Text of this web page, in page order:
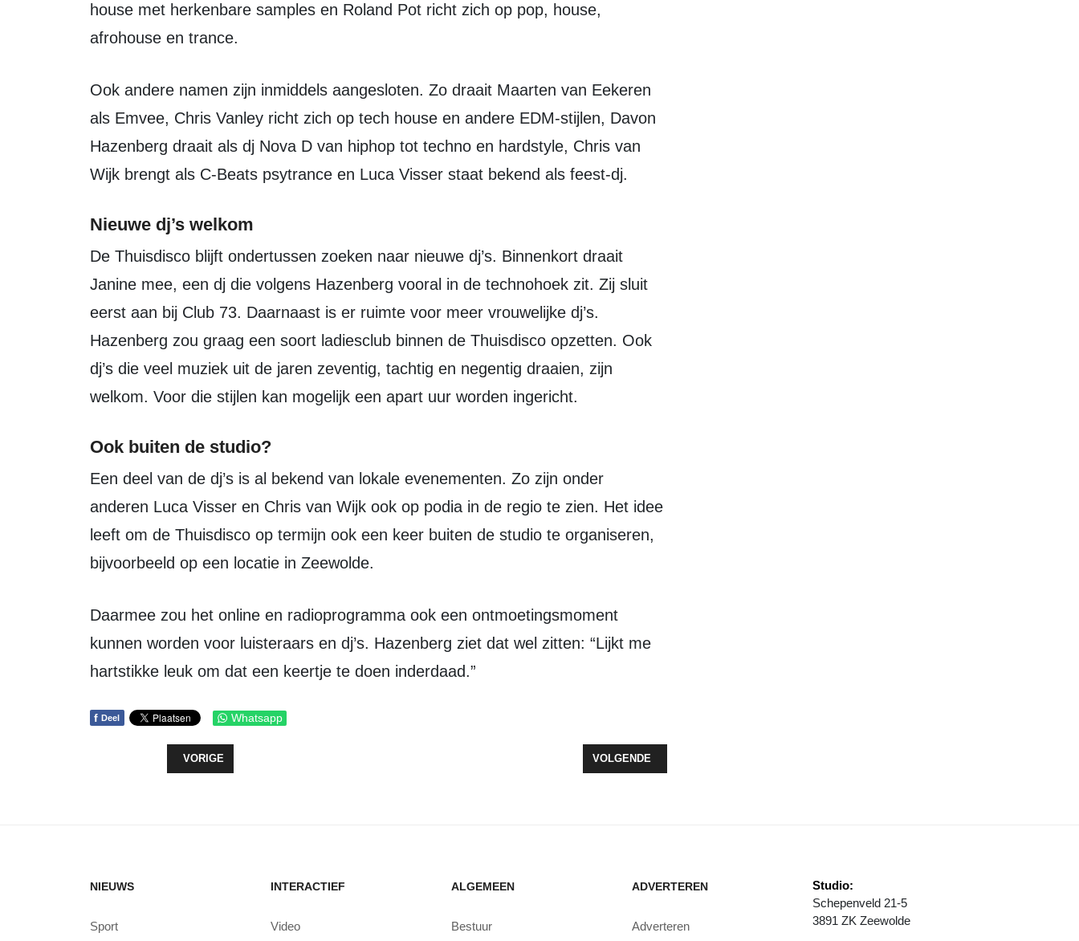
house met herkenbare samples en Roland Pot richt zich op pop, house,
afrohouse en trance.
Ook andere namen zijn inmiddels aangesloten. Zo draait Maarten van Eekeren
als Emvee, Chris Vanley richt zich op tech house en andere EDM-stijlen, Davon
Hazenberg draait als dj Nova D van hiphop tot techno en hardstyle, Chris van
Wijk brengt als C-Beats psytrance en Luca Visser staat bekend als feest-dj.
Nieuwe dj’s welkom
De Thuisdisco blijft ondertussen zoeken naar nieuwe dj’s. Binnenkort draait
Janine mee, een dj die volgens Hazenberg vooral in de technohoek zit. Zij sluit
eerst aan bij Club 73. Daarnaast is er ruimte voor meer vrouwelijke dj’s.
Hazenberg zou graag een soort ladiesclub binnen de Thuisdisco opzetten. Ook
dj’s die veel muziek uit de jaren zeventig, tachtig en negentig draaien, zijn
welkom. Voor die stijlen kan mogelijk een apart uur worden ingericht.
Ook buiten de studio?
Een deel van de dj’s is al bekend van lokale evenementen. Zo zijn onder
anderen Luca Visser en Chris van Wijk ook op podia in de regio te zien. Het idee
leeft om de Thuisdisco op termijn ook een keer buiten de studio te organiseren,
bijvoorbeeld op een locatie in Zeewolde.
Daarmee zou het online en radioprogramma ook een ontmoetingsmoment
kunnen worden voor luisteraars en dj’s. Hazenberg ziet dat wel zitten: “Lijkt me
hartstikke leuk om dat een keertje te doen inderdaad.”
f Deel Whatsapp
VORIG ARTIKEL: DRUÏDE EN BOS-ELF WAKEN OVER ONZE NATUUR
VORIGE VOLGENDE ARTIKEL: MONIQUE LAAT ZIEN: BUSHALTES IN ZEEWOLDE NIET VOOR
VOLGENDE
NIEUWS
Sport
INTERACTIEF
Video
ALGEMEEN
Bestuur
ADVERTEREN
Adverteren
Studio:
Schepenveld 21-5
3891 ZK Zeewolde